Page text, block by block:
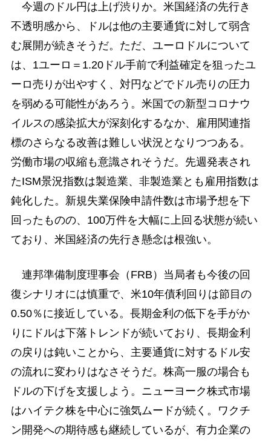
今週のドル円は上げ渋りか。米国経済の先行き
不透明感から、ドルは他の主要通貨に対して弱含
む展開が続きそうだ。ただ、ユーロドルについて
は、1ユーロ＝1.20ドル手前で利益確定を狙ったユ
ーロ売りが出やすく、対円などでドル売りの圧力
を弱める可能性があろう。米国での新型コロナウ
イルスの感染拡大が深刻化するなか、雇用関連指
標のさらなる改善は難しい状況となりつつある。
労働市場の収縮も意識されそうだ。先週発表され
たISM景況指数は製造業、非製造業とも雇用指数は
鈍化した。新規失業保険申請件数は市場予想を下
回ったものの、100万件を大幅に上回る状態が続い
ており、米国経済の先行き懸念は根強い。
連邦準備制度理事会（FRB）当局者も今後の回
復シナリオには慎重で、米10年債利回りは節目の
0.50％に接近している。長期金利の低下を手がか
りにドルは下落トレンドが続いており、長期金利
の戻りは鈍いことから、主要通貨に対するドル安
の流れに変わりはなさそうだ。株高一服の場合も
ドルの下げを支援しよう。ニューヨーク株式市場
はハイテク株を中心に強気ムードが続く。ワクチ
ン開発への期待感も継続しているが、有力企業の